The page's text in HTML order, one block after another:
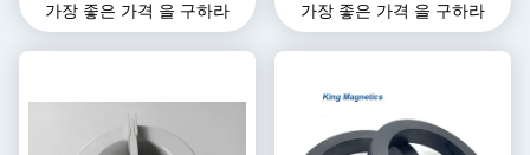
된 나노 결정성 핵심
가장 좋은 가격 을 구하라
수정체 핵심
가장 좋은 가격 을 구하라